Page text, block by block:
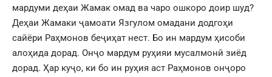
мардуми деҳаи Жамак омад ва чаро ошкоро доир шуд?
Деҳаи Жамаки ҷамоати Язгулом омадани додгоҳи
сайёри Раҳмонов беҷиҳат нест. Бо ин мардум ҳисоби
алоҳида дорад. Онҷо мардум руҳияи мусалмонӣ зиёд
дорад. Ҳар куҷо, ки бо ин руҳия аст Раҳмонов онҷоро